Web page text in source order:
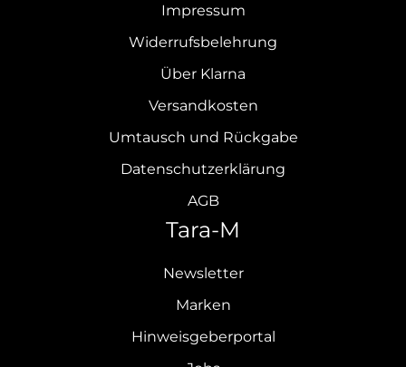
Impressum
Widerrufsbelehrung
Über Klarna
Versandkosten
Umtausch und Rückgabe
Datenschutzerklärung
AGB
Tara-M
Newsletter
Marken
Hinweisgeberportal